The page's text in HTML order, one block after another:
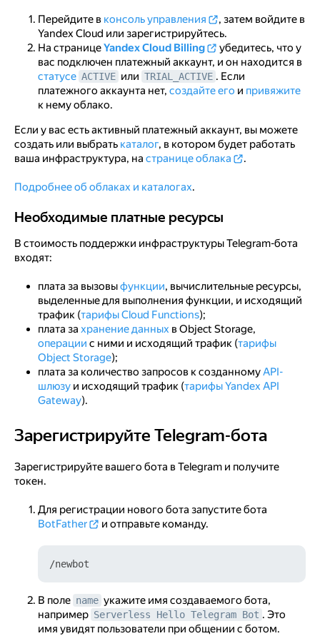
Перейдите в консоль управления
, затем войдите в
Yandex Cloud или зарегистрируйтесь.
На страницеYandex Cloud Billing
убедитесь, что у
вас подключен платежный аккаунт, и он находится в
статусе ACTIVE или TRIAL_ACTIVE . Если
платежного аккаунта нет, создайте его и привяжите
к нему облако.
Если у вас есть активный платежный аккаунт, вы можете
создать или выбрать каталог, в котором будет работать
ваша инфраструктура, на странице облака .
Подробнее об облаках и каталогах.
Необходимые платные ресурсы
Необходимые платные ресурсы
В стоимость поддержки инфраструктуры Telegram-бота
входят:
плата за вызовыфункции, вычислительные ресурсы,
выделенные для выполнения функции, и исходящий
трафик (тарифы Cloud Functions);
плата за хранение данных в Object Storage,
операции с ними и исходящий трафик (тарифы
Object Storage);
плата за количество запросов к созданномуAPI-
шлюзу и исходящий трафик (тарифы Yandex API
Gateway).
Зарегистрируйте Telegram-бота
Зарегистрируйте Telegram-бота
Зарегистрируйте вашего бота в Telegram и получите
токен.
Для регистрации нового бота запустите бота
BotFather
и отправьте команду.
В поле name укажите имя создаваемого бота,
например Serverless Hello Telegram Bot . Это
имя увидят пользователи при общении с ботом.